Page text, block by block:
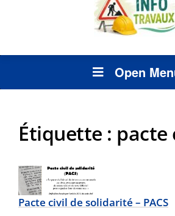
Open
Étiquette : pacte
Pacte civil de solidarité – PACS